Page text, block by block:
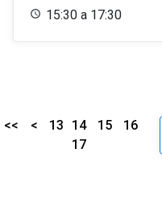
15:30 a 17:30
<< < 13 14 15
16
17